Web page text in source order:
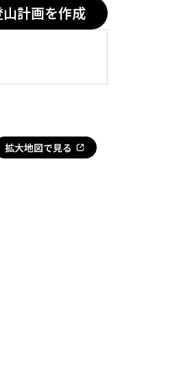
計画を作成
拡大地図で見る